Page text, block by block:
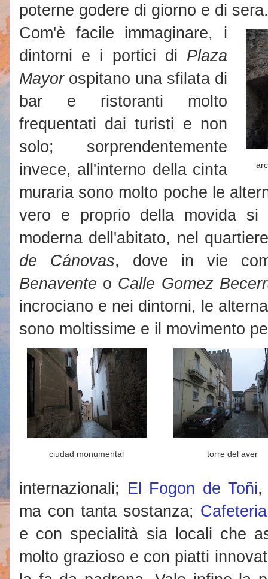
poterne godere di giorno e di sera.
Com'è facile immaginare, i
dintorni e i portici di Plaza
Mayorospitano una sfilata di
bar e ristoranti molto
frequentati dai turisti e non
solo; sorprendentemente
invece, all'interno della cinta
muraria sono molto poche le
vero e proprio della movida si
moderna dell'abitato, nel
de Cánovas, dove in vie
Benavente o Calle Gomez
incrociano e nei dintorni, le
sono moltissime e il movimento
ciudad monumental torre del aver
internazionali; El Fogon de Toñi,
ma con tanta sostanza;
e con specialità sia locali che
molto grazioso e con piatti